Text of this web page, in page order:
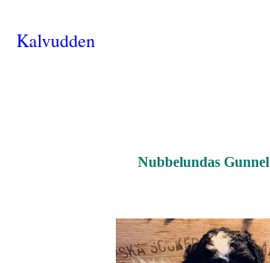
Kalvudden
Nubbelundas Gunnel